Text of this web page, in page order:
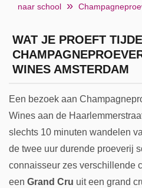
naar school
WAT JE PROEFT
WINES AMSTERDAM
Een bezoek aan
Wines aan de
slechts 10 minuten wandelen
de twee uur durende proeverij
connaisseur zes verschillende
een Grand Cru uit een grand